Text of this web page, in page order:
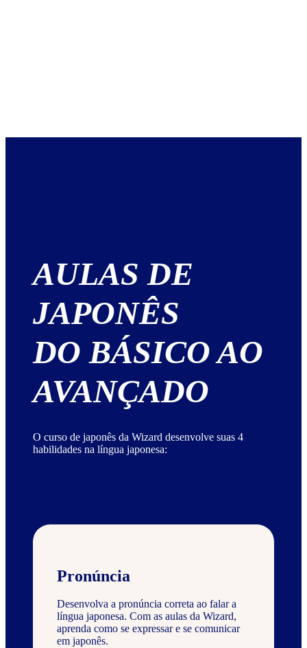
AULAS DE
JAPONÊS
DO BÁSICO AO
AVANÇADO
O curso de japonês da Wizard desenvolve suas 4
habilidades na língua japonesa:
Pronúncia
Desenvolva a pronúncia correta ao falar a
língua japonesa. Com as aulas da Wizard,
aprenda como se expressar e se comunicar
em japonês.